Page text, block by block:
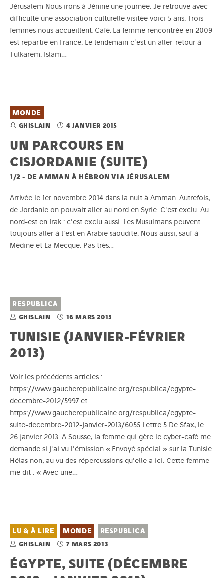
Jérusalem Nous irons à Jénine une journée. Je retrouve avec
difficulté une association culturelle visitée voici 5 ans. Trois
femmes nous accueillent. Café. La femme rencontrée en 2009
est repartie en France. Le lendemain c'est un aller-retour à
Tulkarem. Islam…
MONDE
GHISLAIN 4 JANVIER 2015
UN PARCOURS EN
CISJORDANIE (SUITE)
1/2 - DE AMMAN À HÉBRON VIA JÉRUSALEM
Arrivée le 1er novembre 2014 dans la nuit à Amman. Autrefois,
de Jordanie on pouvait aller au nord en Syrie. C'est exclu. Au
nord-est en Irak : c'est exclu aussi. Les Musulmans peuvent
toujours aller à l'est en Arabie saoudite. Nous aussi, sauf à
Médine et La Mecque. Pas très…
RESPUBLICA
GHISLAIN 16 MARS 2013
TUNISIE (JANVIER-FÉVRIER
2013)
Voir les précédents articles :
https://www.gaucherepublicaine.org/respublica/egypte-
decembre-2012/5997 et
https://www.gaucherepublicaine.org/respublica/egypte-
suite-decembre-2012-janvier-2013/6055 Lettre 5 De Sfax, le
26 janvier 2013. A Sousse, la femme qui gère le cyber-café me
demande si j'ai vu l'émission « Envoyé spécial » sur la Tunisie.
Hélas non, au vu des répercussions qu'elle a ici. Cette femme
me dit : « Avec une…
LU & À LIRE MONDE RESPUBLICA
GHISLAIN 7 MARS 2013
ÉGYPTE, SUITE (DÉCEMBRE